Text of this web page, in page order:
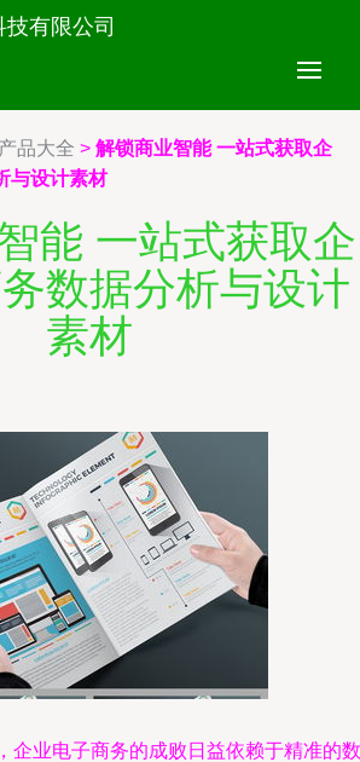
有限公司
产品大全 > 解锁商业智能 一站式获取企
与设计素材
能 一站式获取企
数据分析与设计
素材
企业电子商务的成败日益依赖于精准的数